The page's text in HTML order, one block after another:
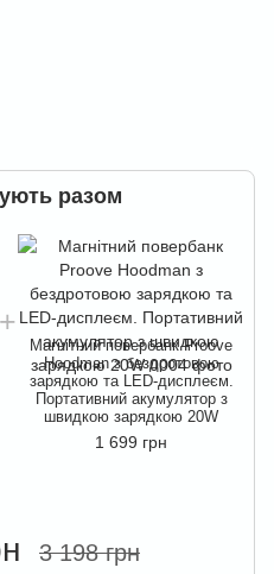
разом
Магнітний повербанк Proove
Hoodman з бездротовою
зарядкою та LED-дисплеєм.
Портативний акумулятор з
швидкою зарядкою 20W
1 699 грн
3 198 грн